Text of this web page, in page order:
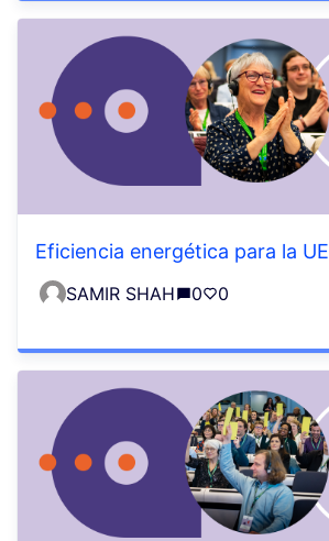
Eficiencia energética para la UE
SAMIR SHAH 0 0